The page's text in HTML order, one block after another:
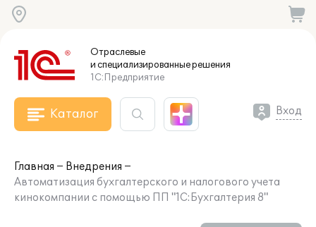
Отраслевые
и специализированныерешения
1С:Предприятие
Каталог Вход
Главная
Внедрения
Автоматизация бухгалтерского и налогового учета
кинокомпании с помощью ПП "1С:Бухгалтерия 8"